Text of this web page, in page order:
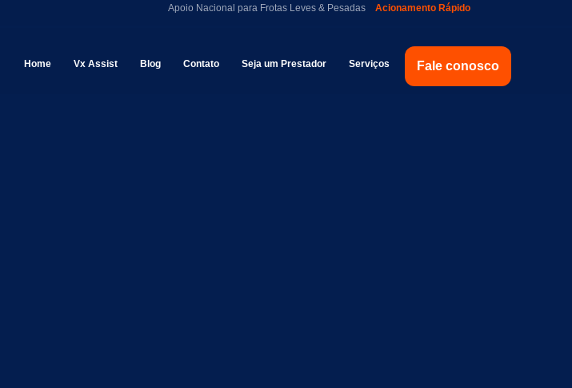
Apoio Nacional para Frotas Leves & Pesadas Acionamento Rápido
Home Vx Assist Blog Contato Seja um Prestador Serviços Fale conosco